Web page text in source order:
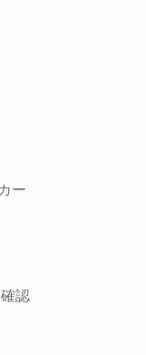
ー
認